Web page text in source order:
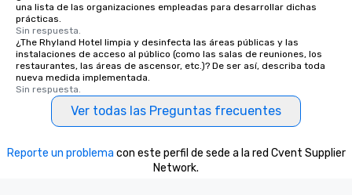
una lista de las organizaciones empleadas para desarrollar dichas
prácticas.
Sin respuesta.
¿The Rhyland Hotel limpia y desinfecta las áreas públicas y las
instalaciones de acceso al público (como las salas de reuniones, los
restaurantes, las áreas de ascensor, etc.)? De ser así, describa toda
nueva medida implementada.
Sin respuesta.
Ver todas las Preguntas frecuentes
Reporte un problema con este perfil de sede a la red Cvent Supplier
Network.